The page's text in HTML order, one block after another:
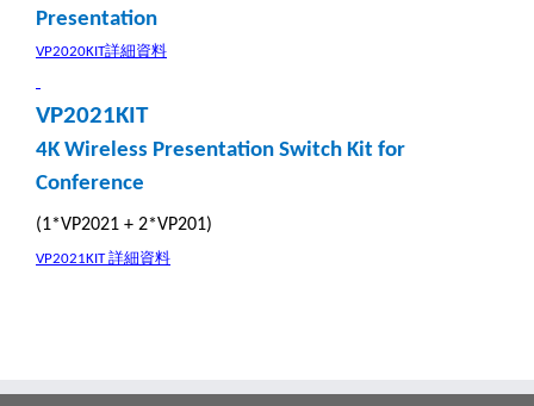
Presentation
VP2020KIT詳細資料
VP2021KIT
4K Wireless Presentation Switch Kit for
Conference
(1*VP2021 + 2*VP201)
VP2021KIT詳細資料